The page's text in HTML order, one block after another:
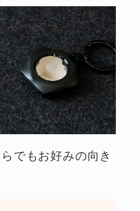
でもお好みの向き